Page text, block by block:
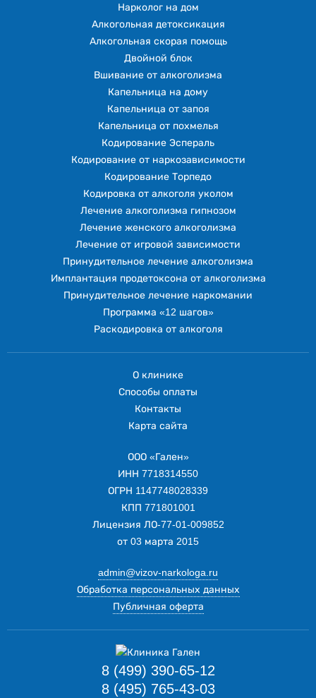
8 (499) 390-65-12
8 (495) 765-43-03
Нарколог на дом
Алкогольная детоксикация
Алкогольная скорая помощь
Двойной блок
Вшивание от алкоголизма
Капельница на дому
Капельница от запоя
Капельница от похмелья
Кодирование Эспераль
Кодирование от наркозависимости
Кодирование Торпедо
Кодировка от алкоголя уколом
Лечение алкоголизма гипнозом
Лечение женского алкоголизма
Лечение от игровой зависимости
Принудительное лечение алкоголизма
Имплантация продетоксона от алкоголизма
Принудительное лечение наркомании
Программа «12 шагов»
Раскодировка от алкоголя
О клинике
Способы оплаты
Контакты
Карта сайта
ООО «Гален»
ИНН 7718314550
ОГРН 1147748028339
КПП 771801001
Лицензия ЛО-77-01-009852
от 03 марта 2015
admin@vizov-narkologa.ru
Обработка персональных данных
Публичная оферта